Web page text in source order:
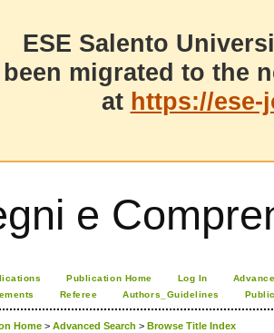
ESE Salento
been migrated to the
at https://
e
Publication Home Log In
Referee Authors_Guidelines
Home > Advanced Search > Browse Title Index